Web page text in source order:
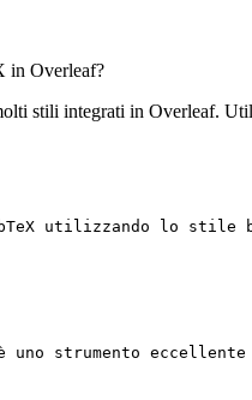
in Overleaf?
stili integrati in Overleaf.
utilizzando lo stile
uno strumento